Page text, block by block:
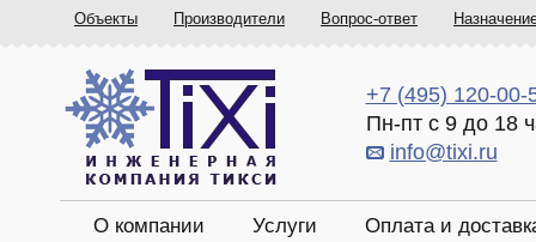
Объекты Производители Вопрос-ответ
+7 (495) 120-00-
Пн-пт с 9 до 18
info@tixi.ru
О компании Услуги Оплата и